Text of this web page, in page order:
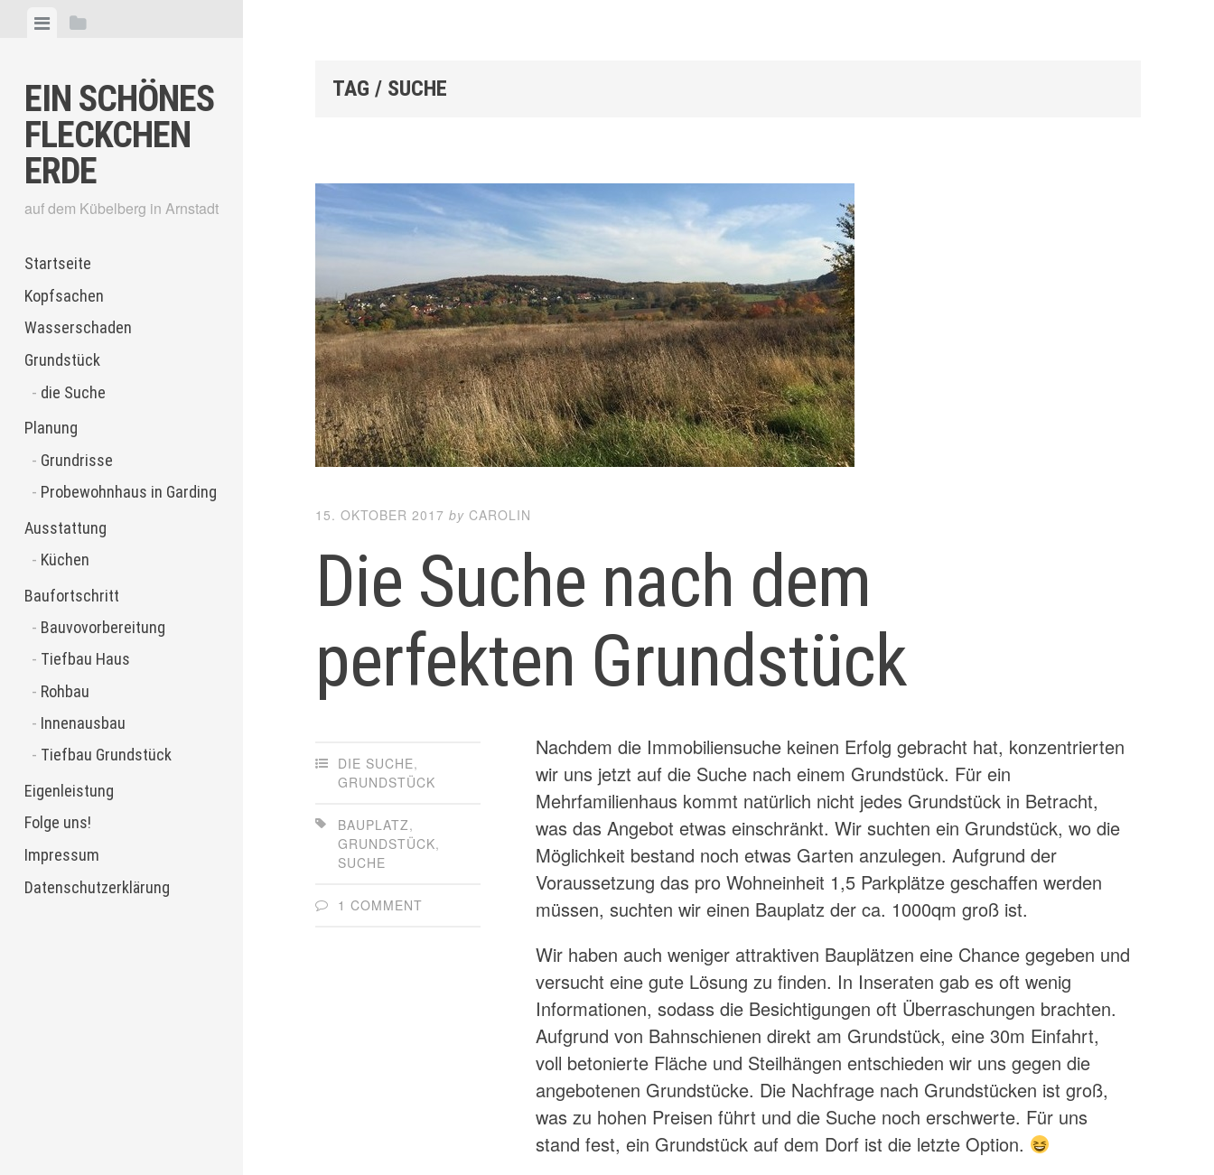
ViewView
EIN SCHÖNES
FLECKCHEN
ERDE
auf dem Kübelberg in Arnstadt
Startseite
Kopfsachen
Wasserschaden
Grundstück
die Suche
Planung
Grundrisse
Probewohnhaus in Garding
Ausstattung
Küchen
Baufortschritt
Bauvovorbereitung
Tiefbau Haus
Rohbau
Innenausbau
Tiefbau Grundstück
Eigenleistung
Folge uns!
Impressum
Datenschutzerklärung
TAG / SUCHE
15. OKTOBER 2017 byCAROLIN
Die Suche nach dem
perfekten Grundstück
DIE SUCHE,
GRUNDSTÜCK
BAUPLATZ,
GRUNDSTÜCK,
SUCHE
1 COMMENT
Nachdem die Immobiliensuche keinen Erfolg gebracht hat, konzentrierten
wir uns jetzt auf die Suche nach einem Grundstück. Für ein
Mehrfamilienhaus kommt natürlich nicht jedes Grundstück in Betracht,
was das Angebot etwas einschränkt. Wir suchten ein Grundstück, wo die
Möglichkeit bestand noch etwas Garten anzulegen. Aufgrund der
Voraussetzung das pro Wohneinheit 1,5 Parkplätze geschaffen werden
müssen, suchten wir einen Bauplatz der ca. 1000qm groß ist.
Wir haben auch weniger attraktiven Bauplätzen eine Chance gegeben und
versucht eine gute Lösung zu finden. In Inseraten gab es oft wenig
Informationen, sodass die Besichtigungen oft Überraschungen brachten.
Aufgrund von Bahnschienen direkt am Grundstück, eine 30m Einfahrt,
voll betonierte Fläche und Steilhängen entschieden wir uns gegen die
angebotenen Grundstücke. Die Nachfrage nach Grundstücken ist groß,
was zu hohen Preisen führt und die Suche noch erschwerte. Für uns
stand fest, ein Grundstück auf dem Dorf ist die letzte Option.